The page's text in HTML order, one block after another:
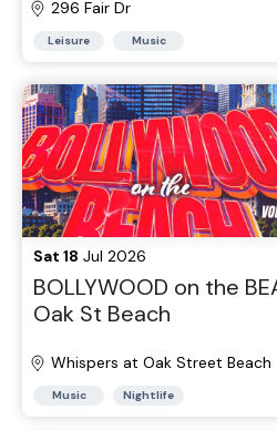
296 Fair Dr
Leisure Music
Sat 18 Jul 2026
BOLLYWOOD on the
Oak St Beach
Whispers at Oak Street Beach
Music Nightlife